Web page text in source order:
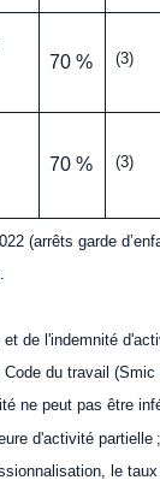
70 % (3)
70 % (3)
(arrêts garde
de l'indemnité
du travail (Smic
ne peut pas être
d'activité partielle ;
le